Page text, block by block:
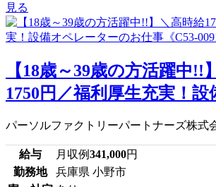
見る
【18歳～39歳の方活躍中!!
1750円／福利厚生充実！設
パーソルファクトリーパートナーズ株式
給与 月収例341,000円
勤務地
兵庫県 小野市